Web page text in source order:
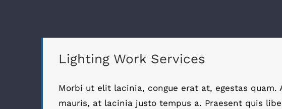
Lighting Work Services
Morbi ut elit lacinia, congue erat at, egestas quam.
mauris, at lacinia justo tempus a. Praesent quis